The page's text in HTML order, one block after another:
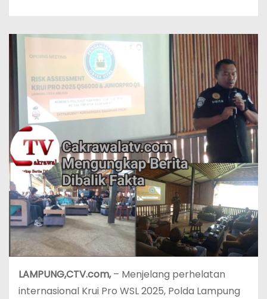
LAMPUNG,CTV.com,– Menjelang perhelatan
internasional Krui Pro WSL 2025, Polda Lampung